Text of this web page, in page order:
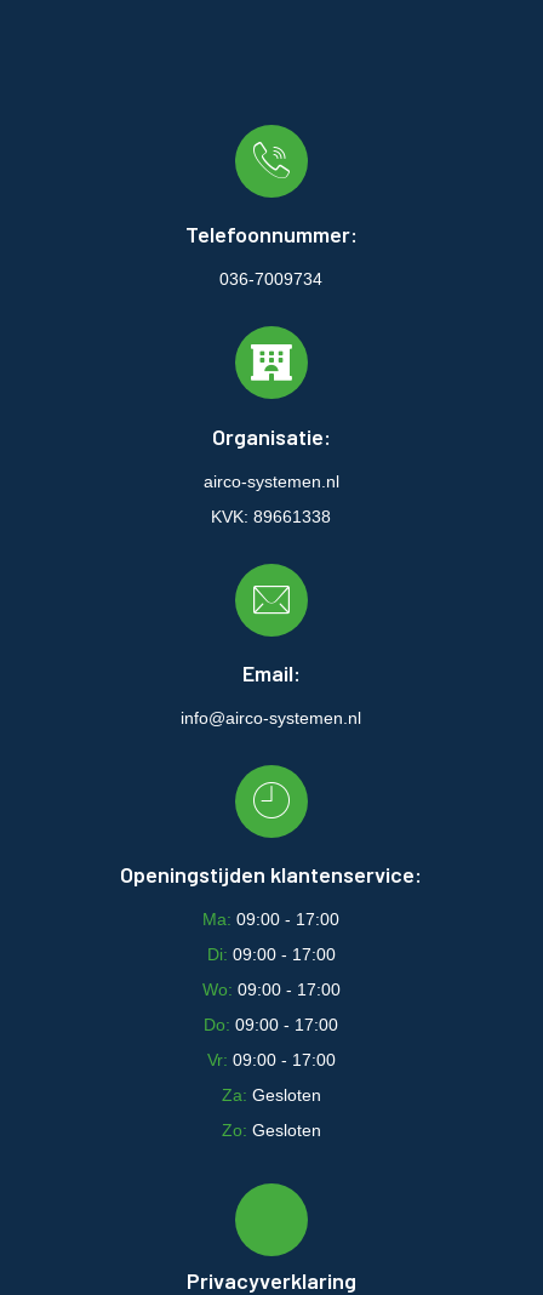
Telefoonnummer:
036-7009734
Organisatie:
airco-systemen.nl
KVK: 89661338
Email:
info@airco-systemen.nl
Openingstijden klantenservice:
Ma:09:00 - 17:00
Di: 09:00 - 17:00
Wo: 09:00 - 17:00
Do:09:00 - 17:00
Vr: 09:00 - 17:00
Za: Gesloten
Zo: Gesloten
Privacyverklaring